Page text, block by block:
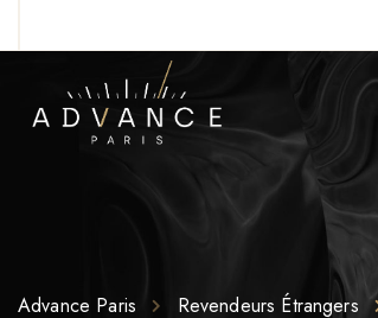
Advance Paris Revendeurs Étrangers